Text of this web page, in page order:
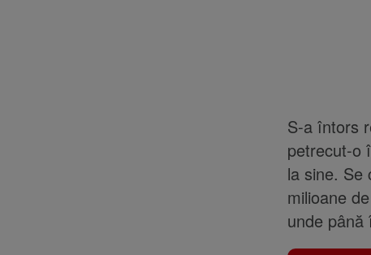
S-a întors
petrecut-o
la sine. Se
milioane
unde până